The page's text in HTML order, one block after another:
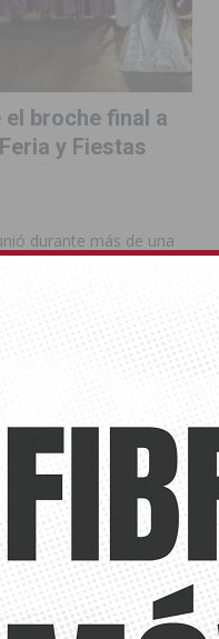
broche final a
y Fiestas
durante más de una
conciertos,
competiciones
de Moros y
Cristiana llena de
las calles de
en una multitudinaria
de la Entrada Mora
las calles de
2026